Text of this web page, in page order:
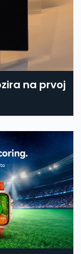
na prvoj